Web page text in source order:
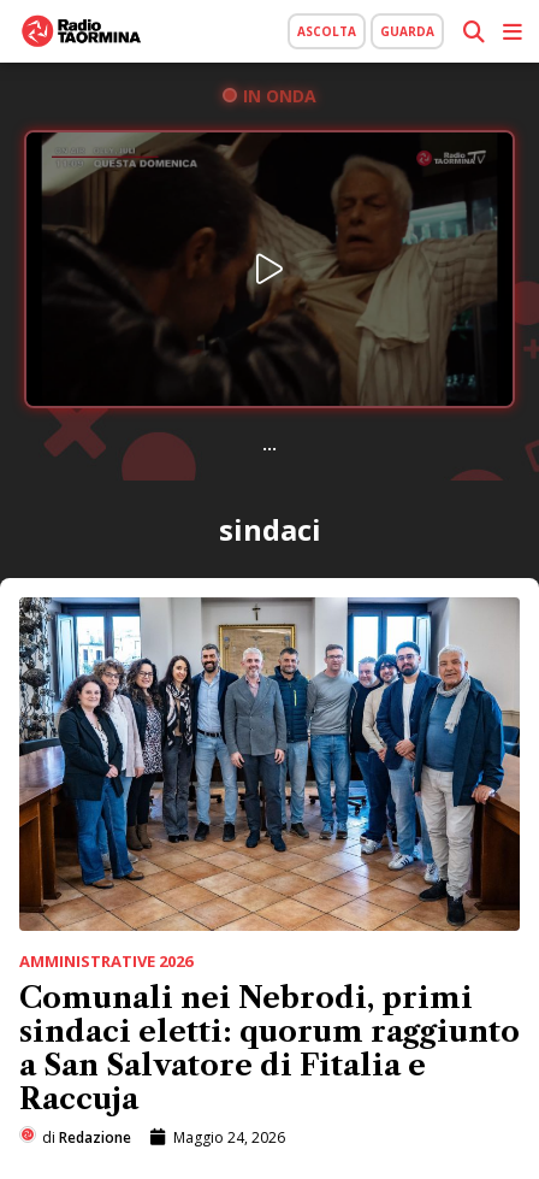
ASCOLTA GUARDA
IN ONDA
...
sindaci
AMMINISTRATIVE 2026
Comunali nei Nebrodi, primi
sindaci eletti: quorum raggiunto
a San Salvatore di Fitalia e
Raccuja
di Redazione Maggio 24, 2026